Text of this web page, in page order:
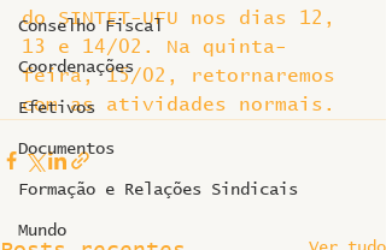
Conselho Fiscal
Coordenações
Efetivos
Documentos
Formação e Relações Sindicais
Mundo
do SINTET-UFU nos dias 12,
13 e 14/02. Na quinta-
feira, 15/02, retornaremos
com as atividades normais.